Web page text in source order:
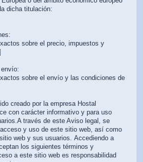
dicha titulación:
sobre el precio, impuestos y
sobre el envío y las condiciones de
creado por la empresa Hostal
con carácter informativo y para uso
través de este Aviso legal, se
y uso de este sitio web, así como
web y sus usuarios. Accediendo a
los siguientes términos y
a este sitio web es responsabilidad